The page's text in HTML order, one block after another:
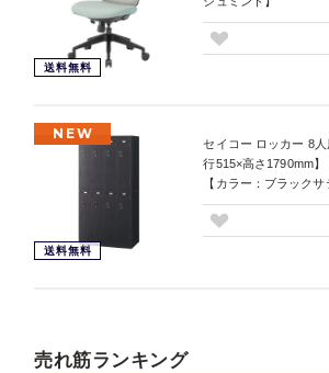
送料無料
NEW
送料無料
セイコー ロッカー 8
行515×高さ1790mm】
【カラー：ブラックサ
売れ筋ランキング